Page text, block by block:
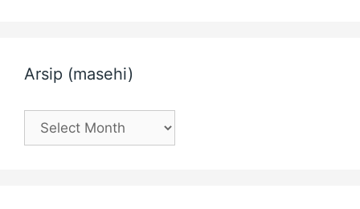
Arsip (masehi)
Arsip
(masehi)